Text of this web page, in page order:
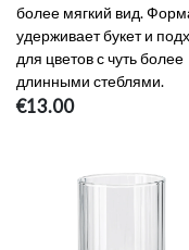
более мягкий вид.
удерживает букет и
для цветов с чуть более
длинными стеблями.
€13.00